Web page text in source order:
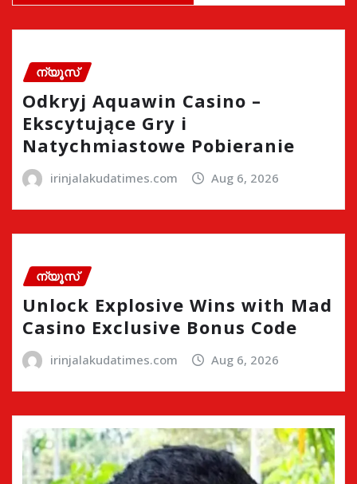
ന്യൂസ്
Odkryj Aquawin Casino –
Ekscytujące Gry i
Natychmiastowe Pobieranie
irinjalakudatimes.com Aug 6, 2026
ന്യൂസ്
Unlock Explosive Wins with Mad
Casino Exclusive Bonus Code
irinjalakudatimes.com Aug 6, 2026